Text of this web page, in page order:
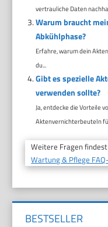
vertrauliche Daten
Warum braucht
Abkühlphase?
Erfahre, warum dein
du...
Gibt es spezielle
verwenden sollte?
Ja, entdecke die Vorteile
Aktenvernichterbeuteln
Weitere Fragen
Wartung & Pflege
BESTSELLER